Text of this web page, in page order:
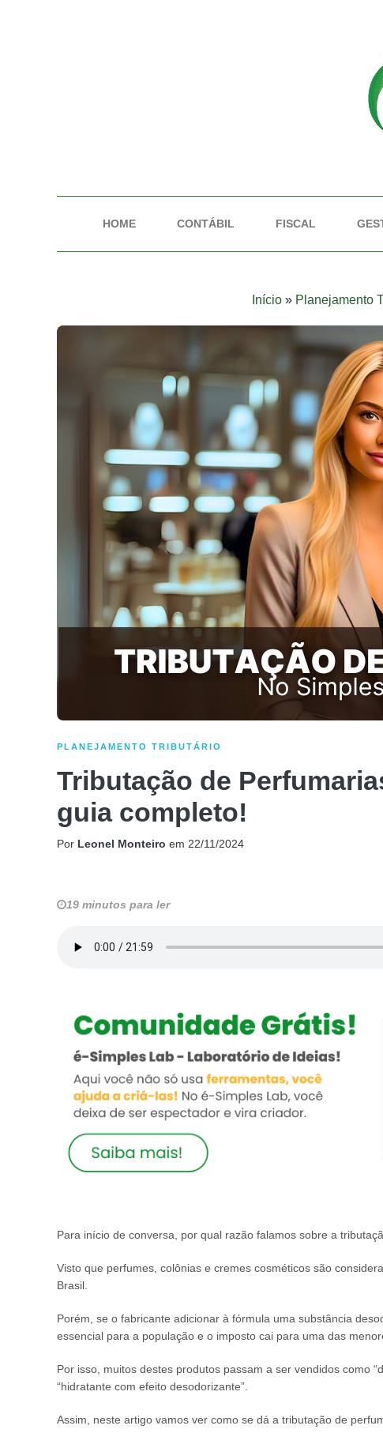
HOME CONTÁBIL FISCAL
Início » Planejamento
PLANEJAMENTO TRIBUTÁRIO
Tributação de
guia completo!
Por Leonel Monteiro em 22/11/2024
19 minutos para ler
Para início de conversa, por qual razão falamos sobre a
Visto que perfumes, colônias e cremes cosméticos são
Brasil.
Porém, se o fabricante adicionar à fórmula uma substância
essencial para a população e o imposto cai para uma das
Por isso, muitos destes produtos passam a ser vendidos como
“hidratante com efeito desodorizante”.
Assim, neste artigo vamos ver como se dá a tributação de